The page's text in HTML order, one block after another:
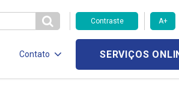
Contraste A+
Contato SERVIÇOS